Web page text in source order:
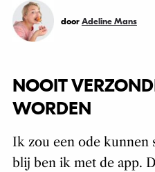
door Adeline Mans
NOOIT
WORDEN
Ik zou een ode kunnen
blij ben ik met de app.